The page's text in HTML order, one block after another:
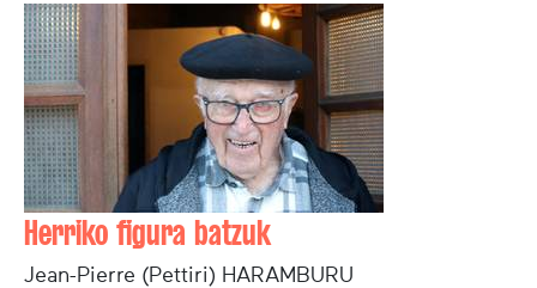
Herriko figura batzuk
Jean-Pierre (Pettiri) HARAMBURU